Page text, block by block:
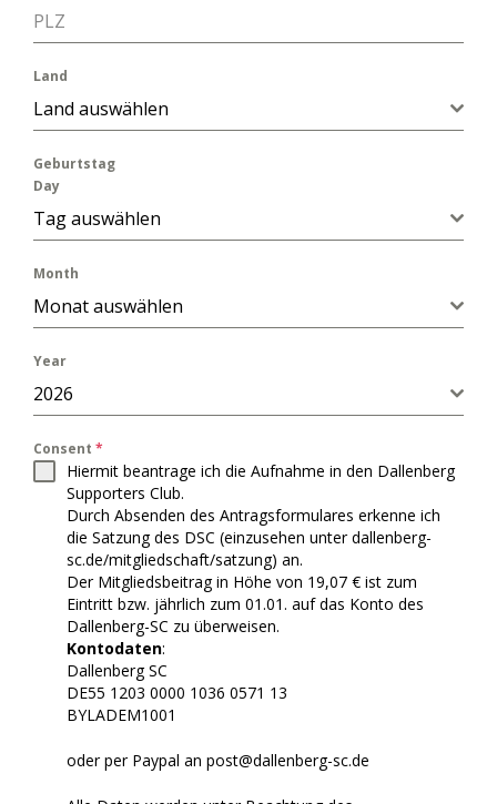
PLZ
Land
Land auswählen
Geburtstag
Day
Tag auswählen
Month
Monat auswählen
Year
2026
Consent *
Hiermit beantrage ich die Aufnahme in den Dallenberg
Supporters Club.
Durch Absenden des Antragsformulares erkenne ich
die Satzung des DSC (einzusehen unter dallenberg-
sc.de/mitgliedschaft/satzung) an.
Der Mitgliedsbeitrag in Höhe von 19,07 € ist zum
Eintritt bzw. jährlich zum 01.01. auf das Konto des
Dallenberg-SC zu überweisen.
Kontodaten:
Dallenberg SC
DE55 1203 0000 1036 0571 13
BYLADEM1001
oder per Paypal an post@dallenberg-sc.de